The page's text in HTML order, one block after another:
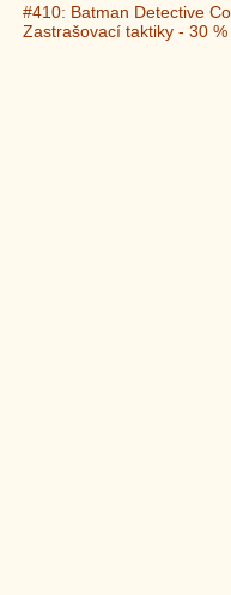
#410: Batman Detective
Zastrašovací taktiky - 30 %